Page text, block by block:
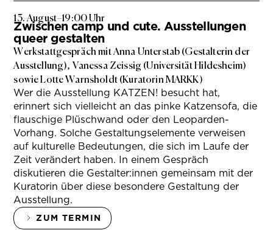
13. August–19:00 Uhr
Zwischen camp und cute. Ausstellungen
queer gestalten
Werkstattgespräch mit Anna Unterstab (Gestalterin der
Ausstellung), Vanessa Zeissig (Universität Hildesheim)
sowie Lotte Warnsholdt (Kuratorin MARKK)
Wer die Ausstellung KATZEN! besucht hat,
erinnert sich vielleicht an das pinke Katzensofa, die
flauschige Plüschwand oder den Leoparden-
Vorhang. Solche Gestaltungselemente verweisen
auf kulturelle Bedeutungen, die sich im Laufe der
Zeit verändert haben. In einem Gespräch
diskutieren die Gestalter:innen gemeinsam mit der
Kuratorin über diese besondere Gestaltung der
Ausstellung.
ZUM TERMIN